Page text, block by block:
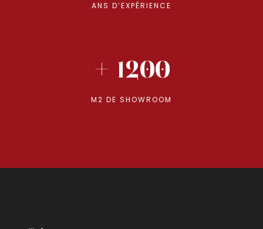
ANS D’EXPÉRIENCE
+ 1200
M2 DE SHOWROOM